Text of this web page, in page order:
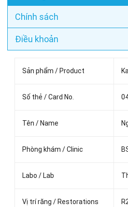
Chính sách
Điều khoản
Sản phẩm / Product
Số thẻ / Card No.
Tên / Name
Phòng khám / Clinic
Labo / Lab
Vị trí răng / Restorations